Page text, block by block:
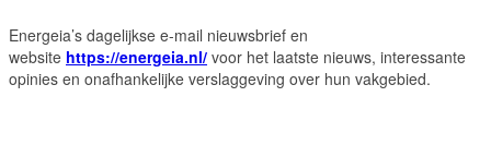
Energeia’s dagelijkse e-mail nieuwsbrief en
website https://energeia.nl/ voor het laatste nieuws, interessante
opinies en onafhankelijke verslaggeving over hun vakgebied.